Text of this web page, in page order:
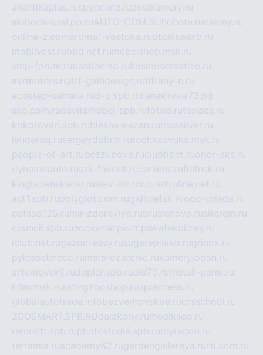
analitikaplus.ruspyonline.ruzosikamery.ru
sloboda-ural.pp.ruAUTO-COM.SU hohota.net alimy.ru
online-z.comaromat-vostoka.ruotdelkaexp.ru
mobilvest.rubbd.net.ru mebelshop.msk.ru
smp-forum.rubastion-td.rukosmoscreative.ru
avrmotors.ruart-galadesign.rutiffany-c.ru
ecostep-samara.rud-p.spb.ru галактика73.рф
sko.com.rudavitamebel-spb.rufotsis.rutesiaes.ru
kokoroyari.spb.rublesna-kazan.ru mossilver.ru
lenderoq.rusergeydobrin.rutochkazvuka.msk.ru
people-of-art.rubezzubova.ruclubtibet.ruorior-aks.ru
dynamoauto.ruszk-favorit.rucarlines.ruflatnsk.ru
kingbolenskaner.rualex-motor.ruastroline.net.ru
act1.spb.rupolyglot.com.rugidlipetsk.ruooo-driada.ru
detsad125.ru mir-zdoroviya.rubruslanovo.rusiterem.ru
council.spb.ruлодкипатриот.рфkafekolizey.ru
iclub.net.rugazon-easy.rusugarepilekb.rugrinox.ru
pylesostineco.ru msts-ozarenie.rukameryjooan.ru
artemovskij.rudopler.spb.ruaid70.ru metall-perm.ru
ndm.msk.ru ratingzooshop.ruapiaccess.ru
globalautotrade.info bezverhovskoe.rudrsschool.ru
ZOOSMART.SPB.RUdalakony.ru medikijob.ru
remontt.spb.ruphotostudia.spb.ru myragon.ru
terramia.ruacademy62.rugardengallereya.ru rti.com.ru